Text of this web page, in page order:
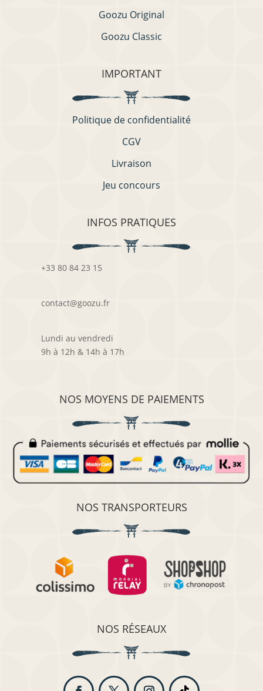
Goozu Original
Goozu Classic
IMPORTANT
Politique de confidentialité
CGV
Livraison
Jeu concours
INFOS PRATIQUES
+33 80 84 23 15
contact@goozu.fr
Lundi au vendredi
9h à 12h & 14h à 17h
NOS MOYENS DE PAIEMENTS
NOS TRANSPORTEURS
NOS RÉSEAUX